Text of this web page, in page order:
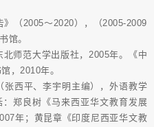
》（2005～2020），（2005-2009
馆。
北师范大学出版社，2005年。《中
，2010年。
张西平、李宇明主编），外语教学
郑良树《马来西亚华文教育发展
年；黄昆章《印度尼西亚华文教